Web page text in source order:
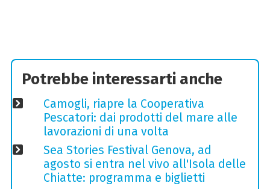
Potrebbe interessarti anche
Camogli, riapre la Cooperativa
Pescatori: dai prodotti del mare alle
lavorazioni di una volta
Sea Stories Festival Genova, ad
agosto si entra nel vivo all'Isola delle
Chiatte: programma e biglietti